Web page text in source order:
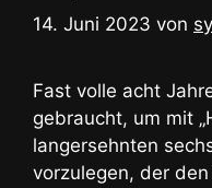
14. Juni 2023 von
Fast volle acht
gebraucht, um mit
langersehnten
vorzulegen, der